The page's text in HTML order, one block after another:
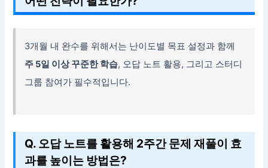
3개월 내 완수를 위해서는 난이도별 목표 설정과 함께
주 5일 이상 꾸준한 학습, 오답 노트 활용, 그리고 스터디
그룹 참여가 필수적입니다.
Q. 오답 노트를 활용해 2주간 문제 재풀이 효
과를 높이는 방법은?